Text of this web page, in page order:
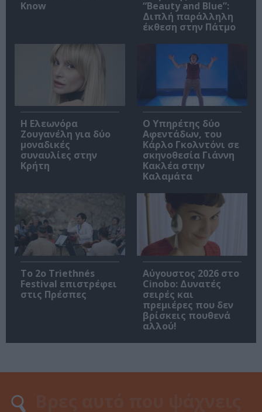
Know
“Beauty and Blue”:
Διπλή παράλληλη
έκθεση στην Πάτμο
Η Ελεωνόρα
Ζουγανέλη για δύο
μοναδικές
συναυλίες στην
Κρήτη
Ο Υπηρέτης δύο
Αφεντάδων, του
Κάρλο Γκολντόνι σε
σκηνοθεσία Γιάννη
Κακλέα στην
Καλαμάτα
Το 2ο Triethnés
Festival επιστρέφει
στις Πρέσπες
Αύγουστος 2026 στο
Cinobo: Δυνατές
σειρές και
πρεμιέρες που δεν
βρίσκεις πουθενά
αλλού!